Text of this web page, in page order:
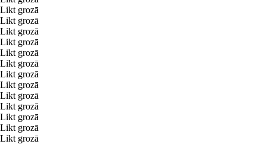
Likt grozā
Likt grozā
Likt grozā
Likt grozā
Likt grozā
Likt grozā
Likt grozā
Likt grozā
Likt grozā
Likt grozā
Likt grozā
Likt grozā
Likt grozā